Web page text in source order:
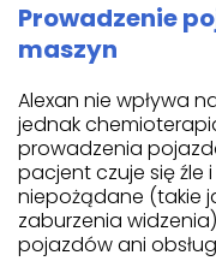
Prowadzenie
maszyn
Alexan nie wpływa
jednak
prowadzenia
pacjent czuje się źle
niepożądane (takie
zaburzenia
pojazdów ani